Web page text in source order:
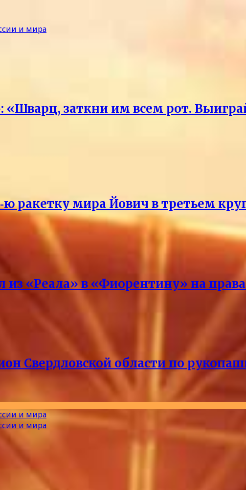
заткни им всем рот.
ракетку мира Йович в третьем
из «Реала» в «Фиорентину» на
Свердловской области по